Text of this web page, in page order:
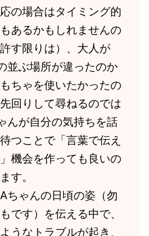
応の場合はタイミング的
あるかもしれませんの
す限りは）、大人が
並ぶ場所が違ったのか
ちゃを使いたかったの
回りして尋ねるのでは
んが自分の気持ちを話
つことで「言葉で伝え
機会を作っても良いの
す。
ちゃんの日頃の姿（勿
です）を伝える中で、
うなトラブルが起き、